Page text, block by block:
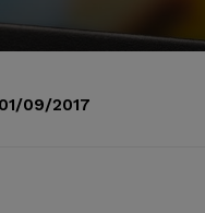
01/09/2017